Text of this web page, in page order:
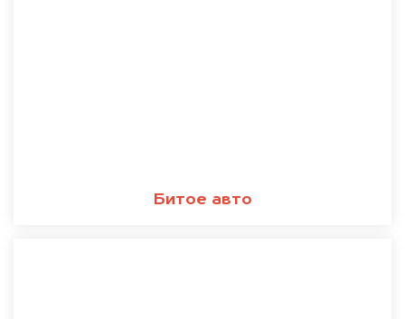
Битое авто